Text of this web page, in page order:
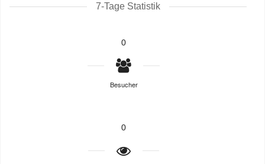
7-Tage Statistik
0
Besucher
0